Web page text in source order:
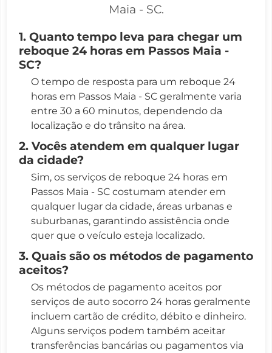
Maia - SC.
1. Quanto tempo leva para chegar um
reboque 24 horas em Passos Maia -
SC?
O tempo de resposta para um reboque 24
horas em Passos Maia - SC geralmente varia
entre 30 a 60 minutos, dependendo da
localização e do trânsito na área.
2. Vocês atendem em qualquer lugar
da cidade?
Sim, os serviços de reboque 24 horas em
Passos Maia - SC costumam atender em
qualquer lugar da cidade, áreas urbanas e
suburbanas, garantindo assistência onde
quer que o veículo esteja localizado.
3. Quais são os métodos de pagamento
aceitos?
Os métodos de pagamento aceitos por
serviços de auto socorro 24 horas geralmente
incluem cartão de crédito, débito e dinheiro.
Alguns serviços podem também aceitar
transferências bancárias ou pagamentos via